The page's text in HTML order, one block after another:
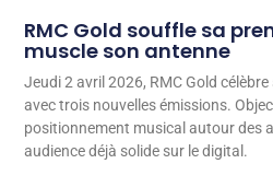
RMC Gold souffle sa
muscle son antenne
Jeudi 2 avril 2026, RMC Gold
avec trois nouvelles émissions.
positionnement musical autour des
audience déjà solide sur le digital.